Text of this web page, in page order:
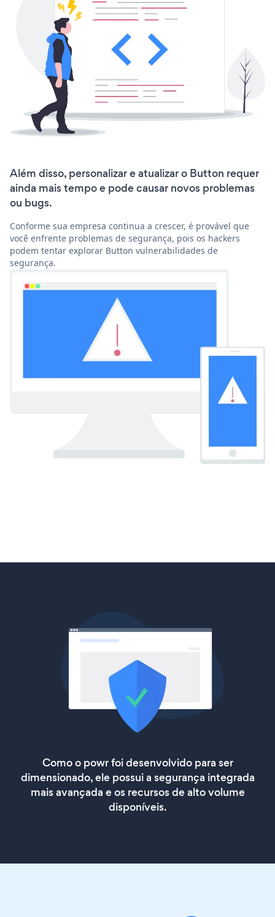
Além disso, personalizar e atualizar o Button requer
ainda mais tempo e pode causar novos problemas
ou bugs.
Conforme sua empresa continua a crescer, é provável que
você enfrente problemas de segurança, pois os hackers
podem tentar explorar Button vulnerabilidades de
segurança.
Como o powr foi desenvolvido para ser
dimensionado, ele possui a segurança integrada
mais avançada e os recursos de alto volume
disponíveis.